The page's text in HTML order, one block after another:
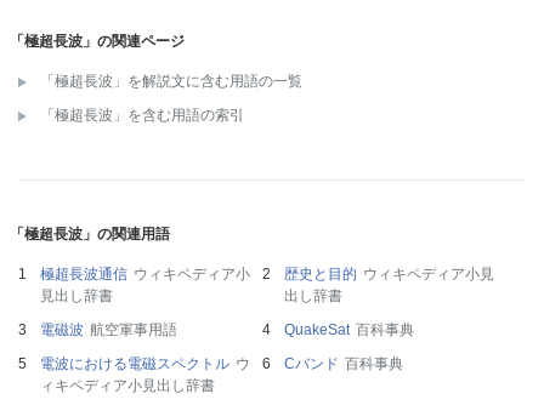
「極超長波」の関連ページ
「極超長波」を解説文に含む用語の一覧
「極超長波」を含む用語の索引
「極超長波」の関連用語
極超長波通信 ウィキペディア小
見出し辞書
歴史と目的 ウィキペディア小見
出し辞書
電磁波 航空軍事用語 QuakeSat 百科事典
電波における電磁スペクトル ウ
ィキペディア小見出し辞書
Cバンド 百科事典